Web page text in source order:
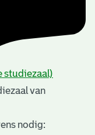
studiezaal)
van
nodig: